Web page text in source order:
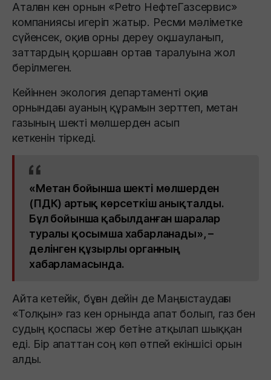
Аталған кен орнын «Petro НефтеГазсервис»
компаниясы игеріп жатыр. Ресми мәліметке
сүйенсек, оқиға орны дереу оқшауланып,
заттардың қоршаған ортаға таралуына жол
берілмеген.
Кейіннен экология департаменті оқиға
орнындағы ауаның құрамын зерттеп, метан
газының шекті мөлшерден асып
кеткенін тіркеді.
«Метан бойынша шекті мөлшерден
(ПДК) артық көрсеткіш анықталды.
Бұл бойынша қабылданған шаралар
туралы қосымша хабарланады», –
делінген құзырлы органның
хабарламасында.
Айта кетейік, бұған дейін де Маңғыстаудағы
«Толқын» газ кен орнында апат болып, газ бен
судың қоспасы жер бетіне атқылап шыққан
еді. Бір апаттан соң көп өтпей екіншісі орын
алды.